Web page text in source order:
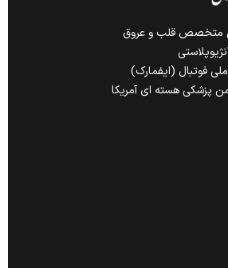
متخصص قلب و عروق
فوتبال (ایفمارک)
پزشکی هسته ای آمریکا